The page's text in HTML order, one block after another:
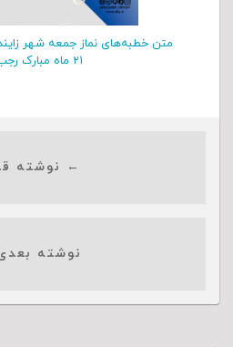
۲۱ ماه مبارک رجب ۱۴۴۲
← نوشته
نوشته